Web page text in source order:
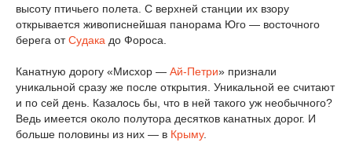
высоту птичьего полета. С верхней станции их взору
открывается живописнейшая панорама Юго — восточного
берега отСудака до Фороса.
Канатную дорогу «Мисхор — Ай-Петри» признали
уникальной сразу же после открытия. Уникальной ее считают
и по сей день. Казалось бы, что в ней такого уж необычного?
Ведь имеется около полутора десятков канатных дорог. И
больше половины из них — в Крыму.